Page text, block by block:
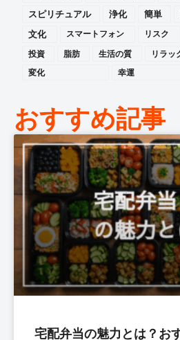
スピリチュアル
浄化 簡単
文化
スマートフォン リスク
投資
脂肪 生活の質 リラッ
変化
幸運
おすすめ記事
宅配弁当の魅力とは？お